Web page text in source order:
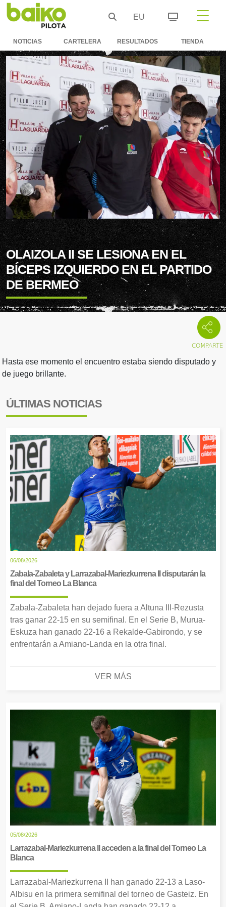
EU
NOTICIAS CARTELERA RESULTADOS TIENDA
OLAIZOLA II SE LESIONA EN EL
BÍCEPS IZQUIERDO EN EL PARTIDO
DE BERMEO
Hasta ese momento el encuentro estaba siendo disputado y
de juego brillante.
ÚLTIMAS NOTICIAS
06/08/2026
Zabala-Zabaleta y Larrazabal-Mariezkurrena II disputarán la
final del Torneo La Blanca
Zabala-Zabaleta han dejado fuera a Altuna III-Rezusta
tras ganar 22-15 en su semifinal. En el Serie B, Murua-
Eskuza han ganado 22-16 a Rekalde-Gabirondo, y se
enfrentarán a Amiano-Landa en la otra final.
VER MÁS
05/08/2026
Larrazabal-Mariezkurrena II acceden a la final del Torneo La
Blanca
Larrazabal-Mariezkurrena II han ganado 22-13 a Laso-
Albisu en la primera semifinal del torneo de Gasteiz. En